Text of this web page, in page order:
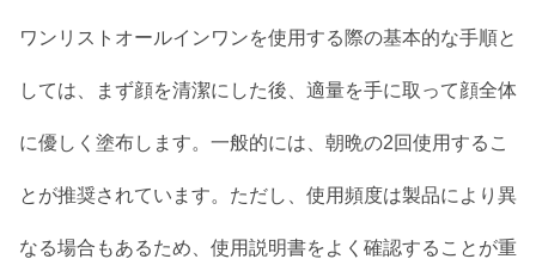
ワンリストオールインワンを使用する際の基本的な手順と
しては、まず顔を清潔にした後、適量を手に取って顔全体
に優しく塗布します。一般的には、朝晩の2回使用するこ
とが推奨されています。ただし、使用頻度は製品により異
なる場合もあるため、使用説明書をよく確認することが重